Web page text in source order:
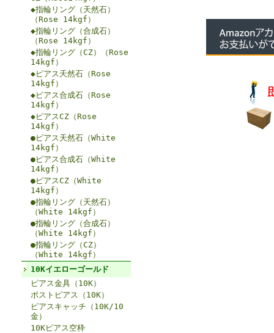
◆指輪リング（天然石）
（Rose 14kgf）
◆指輪リング（合成石）
（Rose 14kgf）
◆指輪リング（CZ）（Rose
14kgf）
◆ピアス天然石（Rose
14kgf）
◆ピアス合成石（Rose
14kgf）
◆ピアスCZ（Rose
14kgf）
●ピアス天然石（White
14kgf）
●ピアス合成石（White
14kgf）
●ピアスCZ（White
14kgf）
●指輪リング（天然石）
（White 14kgf）
●指輪リング（合成石）
（White 14kgf）
●指輪リング（CZ）
（White 14kgf）
10Kイエローゴールド
ピアス金具（10K）
ポストピアス（10K）
ピアスキャッチ（10K/10
金）
10Kピアス空枠